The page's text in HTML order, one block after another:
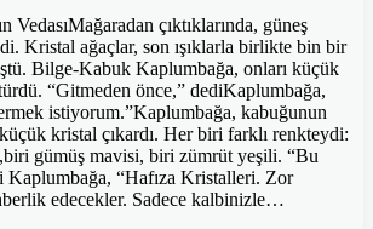
VedasıMağaradan çıktıklarında, güneş
Kristal ağaçlar, son ışıklarla birlikte bin bir
Bilge-Kabuk Kaplumbağa, onları küçük
“Gitmeden önce,” dediKaplumbağa,
istiyorum.”Kaplumbağa, kabuğunun
kristal çıkardı. Her biri farklı renkteydi:
gümüş mavisi, biri zümrüt yeşili. “Bu
Kaplumbağa, “Hafıza Kristalleri. Zor
edecekler. Sadece kalbinizle…